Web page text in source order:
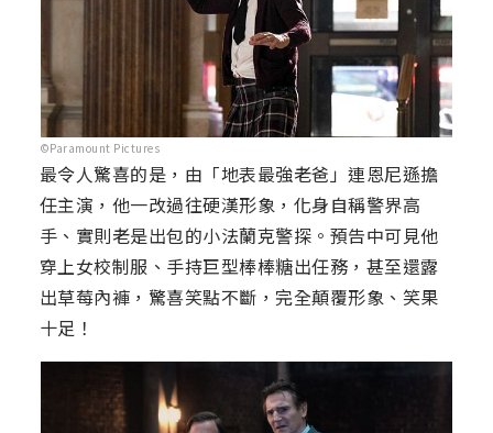
©Paramount Pictures
最令人驚喜的是，由「地表最強老爸」連恩尼遜擔
任主演，他一改過往硬漢形象，化身自稱警界高
手、實則老是出包的小法蘭克警探。預告中可見他
穿上女校制服、手持巨型棒棒糖出任務，甚至還露
出草莓內褲，驚喜笑點不斷，完全顛覆形象、笑果
十足！